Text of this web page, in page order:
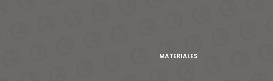
MATERIALES